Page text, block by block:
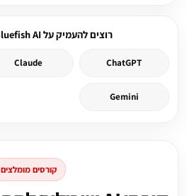
רוצים להעמיק על Bluefish AI? שאלו ב-AI:
ChatGPT
Claude
Gemini
קורסים מומלצים